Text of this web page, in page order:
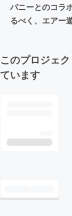
パニーとのコラ
るべく、エアー
このプロジェ
ています